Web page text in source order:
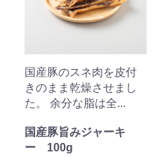
国産豚のスネ肉を皮付
きのまま乾燥させまし
た。 余分な脂は全...
国産豚旨みジャーキ
ー 100g